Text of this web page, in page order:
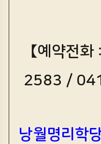
【예약전
2583 /
낭월명리학